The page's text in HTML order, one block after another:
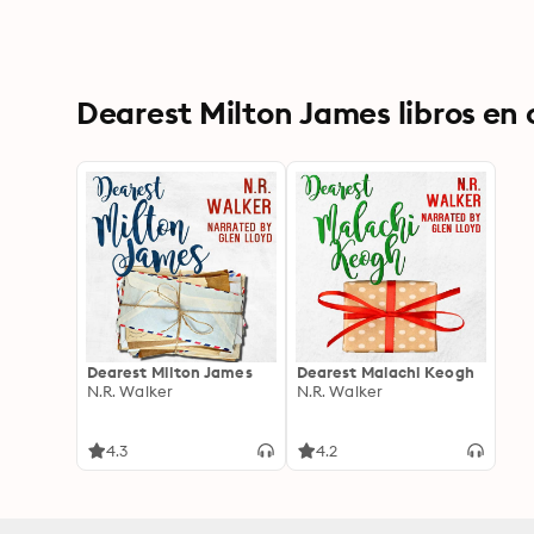
Dearest Milton James libros en
Dearest Milton James
N.R. Walker
4.3
Dearest Malachi Keogh
N.R. Walker
4.2